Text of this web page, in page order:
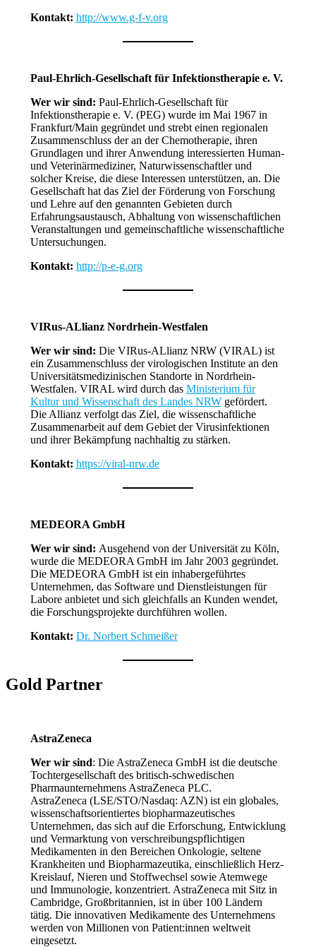
Kontakt: http://www.g-f-v.org
Paul-Ehrlich-Gesellschaft für Infektionstherapie e. V.
Wer wir sind: Paul-Ehrlich-Gesellschaft für
Infektionstherapie e. V. (PEG) wurde im Mai 1967 in
Frankfurt/Main gegründet und strebt einen regionalen
Zusammenschluss der an der Chemotherapie, ihren
Grundlagen und ihrer Anwendung interessierten Human-
und Veterinärmediziner, Naturwissenschaftler und
solcher Kreise, die diese Interessen unterstützen, an. Die
Gesellschaft hat das Ziel der Förderung von Forschung
und Lehre auf den genannten Gebieten durch
Erfahrungsaustausch, Abhaltung von wissenschaftlichen
Veranstaltungen und gemeinschaftliche wissenschaftliche
Untersuchungen.
Kontakt: http://p-e-g.org
VIRus-ALlianz Nordrhein-Westfalen
Wer wir sind: Die VIRus-ALlianz NRW (VIRAL) ist
ein Zusammenschluss der virologischen Institute an den
Universitätsmedizinischen Standorte in Nordrhein-
Westfalen. VIRAL wird durch das Ministerium für
Kultur und Wissenschaft des Landes NRWgefördert.
Die Allianz verfolgt das Ziel, die wissenschaftliche
Zusammenarbeit auf dem Gebiet der Virusinfektionen
und ihrer Bekämpfung nachhaltig zu stärken.
Kontakt: https://viral-nrw.de
MEDEORA GmbH
Wer wir sind: Ausgehend von der Universität zu Köln,
wurde die MEDEORA GmbH im Jahr 2003 gegründet.
Die MEDEORA GmbH ist ein inhabergeführtes
Unternehmen, das Software und Dienstleistungen für
Labore anbietet und sich gleichfalls an Kunden wendet,
die Forschungsprojekte durchführen wollen.
Kontakt: Dr. Norbert Schmeißer
Gold Partner
AstraZeneca
Wer wir sind: Die AstraZeneca GmbH ist die deutsche
Tochtergesellschaft des britisch-schwedischen
Pharmaunternehmens AstraZeneca PLC.
AstraZeneca (LSE/STO/Nasdaq: AZN) ist ein globales,
wissenschaftsorientiertes biopharmazeutisches
Unternehmen, das sich auf die Erforschung, Entwicklung
und Vermarktung von verschreibungspflichtigen
Medikamenten in den Bereichen Onkologie, seltene
Krankheiten und Biopharmazeutika, einschließlich Herz-
Kreislauf, Nieren und Stoffwechsel sowie Atemwege
und Immunologie, konzentriert. AstraZeneca mit Sitz in
Cambridge, Großbritannien, ist in über 100 Ländern
tätig. Die innovativen Medikamente des Unternehmens
werden von Millionen von Patient:innen weltweit
eingesetzt.